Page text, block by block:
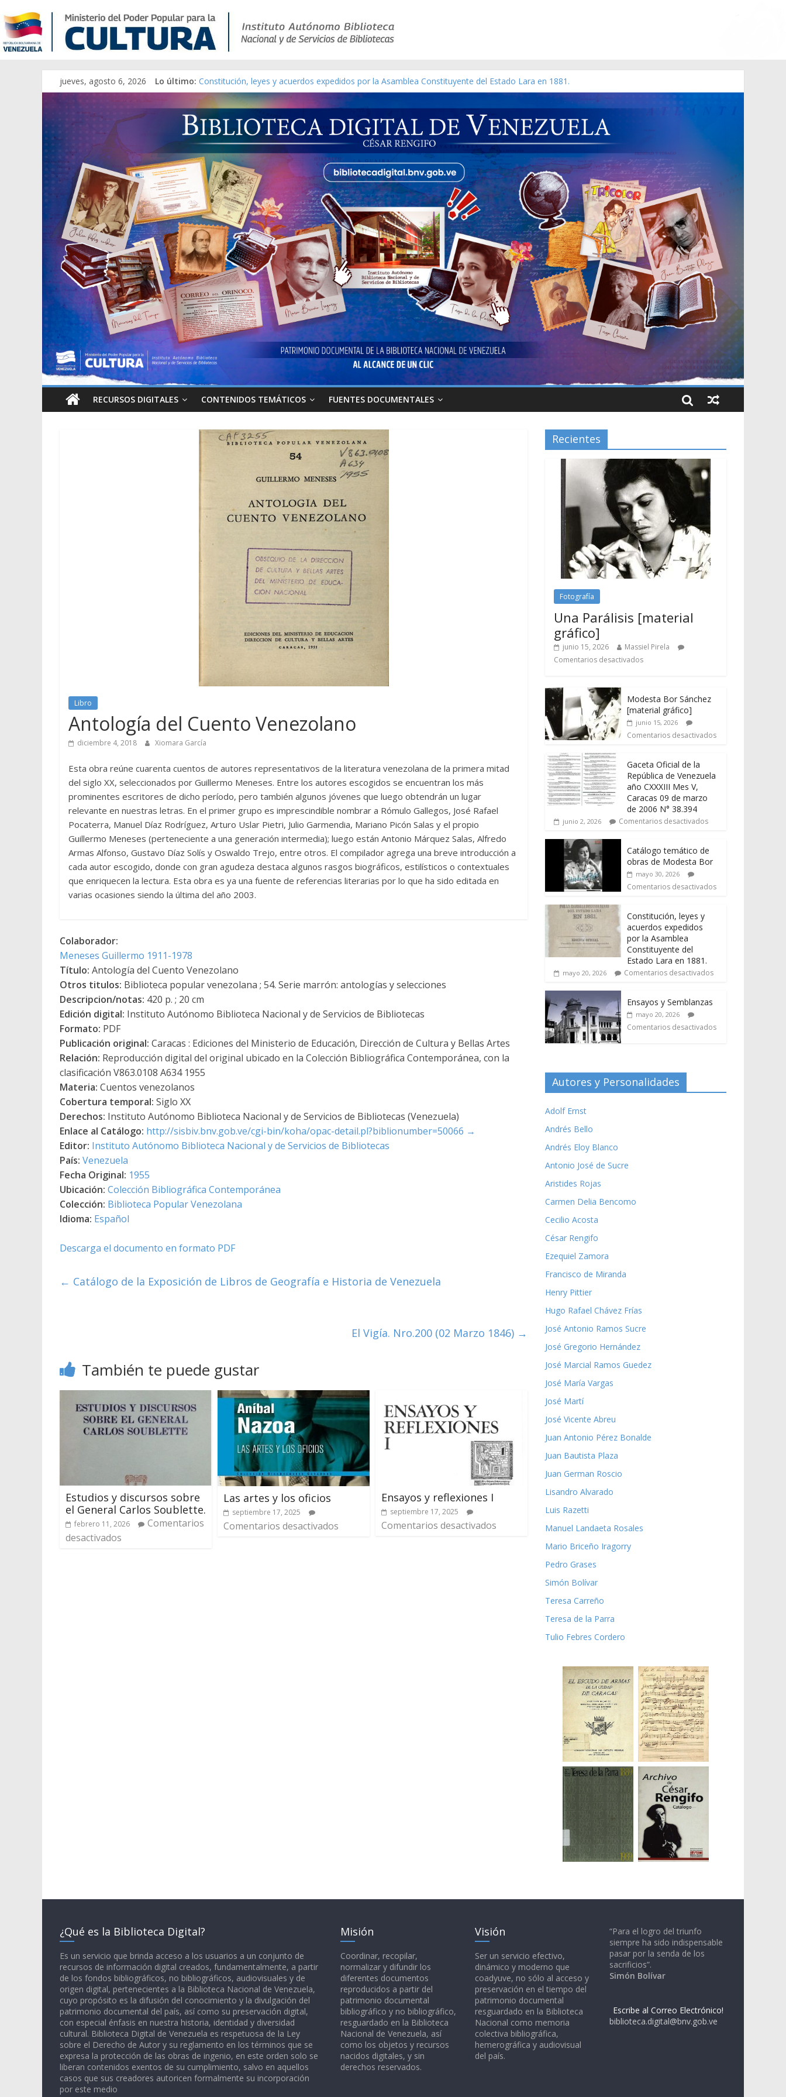
jueves, agosto 6, 2026 Lo último: Constitución, leyes y acuerdos expedidos por la Asamblea Constituyente del Estado Lara en 1881.
Una Parálisis [material gráfico]
Modesta Bor Sánchez [material gráfico]
Gaceta Oficial de la República de Venezuela año CXXXIII Mes V, Caracas 09 de marzo de 2006 N° 38.394
Catálogo temático de obras de Modesta Bor
RECURSOS DIGITALES CONTENIDOS TEMÁTICOS FUENTES DOCUMENTALES
Libro
Antología del Cuento Venezolano
diciembre 4, 2018 Xiomara García
Esta obra reúne cuarenta cuentos de autores representativos de la literatura venezolana de la primera mitad
del siglo XX, seleccionados por Guillermo Meneses. Entre los autores escogidos se encuentran los más
prominentes escritores de dicho período, pero también algunos jóvenes que luego obtendrán un lugar
relevante en nuestras letras. En el primer grupo es imprescindible nombrar a Rómulo Gallegos, José Rafael
Pocaterra, Manuel Díaz Rodríguez, Arturo Uslar Pietri, Julio Garmendia, Mariano Picón Salas y el propio
Guillermo Meneses (perteneciente a una generación intermedia); luego están Antonio Márquez Salas, Alfredo
Armas Alfonso, Gustavo Díaz Solís y Oswaldo Trejo, entre otros. El compilador agrega una breve introducción a
cada autor escogido, donde con gran agudeza destaca algunos rasgos biográficos, estilísticos o contextuales
que enriquecen la lectura. Esta obra es ya una fuente de referencias literarias por lo que ha sido editada en
varias ocasiones siendo la última del año 2003.
Colaborador:
Meneses Guillermo 1911-1978
Título: Antología del Cuento Venezolano
Otros titulos: Biblioteca popular venezolana ; 54. Serie marrón: antologías y selecciones
Descripcion/notas: 420 p. ; 20 cm
Edición digital: Instituto Autónomo Biblioteca Nacional y de Servicios de Bibliotecas
Formato: PDF
Publicación original: Caracas : Ediciones del Ministerio de Educación, Dirección de Cultura y Bellas Artes
Relación: Reproducción digital del original ubicado en la Colección Bibliográfica Contemporánea, con la
clasificación V863.0108 A634 1955
Materia: Cuentos venezolanos
Cobertura temporal: Siglo XX
Derechos: Instituto Autónomo Biblioteca Nacional y de Servicios de Bibliotecas (Venezuela)
Enlace al Catálogo: http://sisbiv.bnv.gob.ve/cgi-bin/koha/opac-detail.pl?biblionumber=50066 →
Editor: Instituto Autónomo Biblioteca Nacional y de Servicios de Bibliotecas
País: Venezuela
Fecha Original: 1955
Ubicación: Colección Bibliográfica Contemporánea
Colección: Biblioteca Popular Venezolana
Idioma: Español
Descarga el documento en formato PDF
← Catálogo de la Exposición de Libros de Geografía e Historia de Venezuela
El Vigía. Nro.200 (02 Marzo 1846) →
También te puede gustar
Estudios y discursos sobre
el General Carlos Soublette.
febrero 11, 2026
Comentarios
desactivados
Las artes y los oficios
septiembre 17, 2025
Comentarios desactivados
Ensayos y reflexiones I
septiembre 17, 2025
Comentarios desactivados
Recientes
Fotografía
Una Parálisis [material
gráfico]
junio 15, 2026
Massiel Pirela
Comentarios desactivados
Modesta Bor Sánchez
[material gráfico]
junio 15, 2026
Comentarios desactivados
Gaceta Oficial de la
República de Venezuela
año CXXXIII Mes V,
Caracas 09 de marzo
de 2006 N° 38.394
junio 2, 2026 Comentarios desactivados
Catálogo temático de
obras de Modesta Bor
mayo 30, 2026
Comentarios desactivados
Constitución, leyes y
acuerdos expedidos
por la Asamblea
Constituyente del
Estado Lara en 1881.
mayo 20, 2026 Comentarios desactivados
Ensayos y Semblanzas
mayo 20, 2026
Comentarios desactivados
Autores y Personalidades
Adolf Ernst
Andrés Bello
Andrés Eloy Blanco
Antonio José de Sucre
Aristides Rojas
Carmen Delia Bencomo
Cecilio Acosta
César Rengifo
Ezequiel Zamora
Francisco de Miranda
Henry Pittier
Hugo Rafael Chávez Frías
José Antonio Ramos Sucre
José Gregorio Hernández
José Marcial Ramos Guedez
José María Vargas
José Martí
José Vicente Abreu
Juan Antonio Pérez Bonalde
Juan Bautista Plaza
Juan German Roscio
Lisandro Alvarado
Luis Razetti
Manuel Landaeta Rosales
Mario Briceño Iragorry
Pedro Grases
Simón Bolívar
Teresa Carreño
Teresa de la Parra
Tulio Febres Cordero
¿Qué es la Biblioteca Digital?
Es un servicio que brinda acceso a los usuarios a un conjunto de
recursos de información digital creados, fundamentalmente, a partir
de los fondos bibliográficos, no bibliográficos, audiovisuales y de
origen digital, pertenecientes a la Biblioteca Nacional de Venezuela,
cuyo propósito es la difusión del conocimiento y la divulgación del
patrimonio documental del país, así como su preservación digital,
con especial énfasis en nuestra historia, identidad y diversidad
cultural. Biblioteca Digital de Venezuela es respetuosa de la Ley
sobre el Derecho de Autor y su reglamento en los términos que se
expresa la protección de las obras de ingenio, en este orden solo se
liberan contenidos exentos de su cumplimiento, salvo en aquellos
casos que sus creadores autoricen formalmente su incorporación
por este medio
Misión
Coordinar, recopilar,
normalizar y difundir los
diferentes documentos
reproducidos a partir del
patrimonio documental
bibliográfico y no bibliográfico,
resguardado en la Biblioteca
Nacional de Venezuela, así
como los objetos y recursos
nacidos digitales, y sin
derechos reservados.
Visión
Ser un servicio efectivo,
dinámico y moderno que
coadyuve, no sólo al acceso y
preservación en el tiempo del
patrimonio documental
resguardado en la Biblioteca
Nacional como memoria
colectiva bibliográfica,
hemerográfica y audiovisual
del país.
“Para el logro del triunfo
siempre ha sido indispensable
pasar por la senda de los
sacrificios”.
Simón Bolívar
Escribe al Correo Electrónico!
biblioteca.digital@bnv.gob.ve